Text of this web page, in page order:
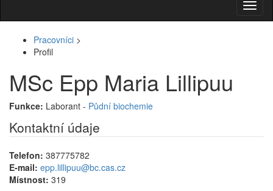
Pracovníci >
Profil
MSc Epp Maria Lillipuu
Funkce: Laborant - Půdní biochemie
Kontaktní údaje
Telefon: 387775782
E-mail: epp.lillipuu@bc.cas.cz
Místnost: 319